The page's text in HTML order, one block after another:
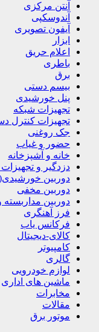
آنتن مرکزی
آندوسکپی
آیفون تصویری
ابزار
اعلام حریق
باطری
برق
بیسم دستی
پنل خورشیدی
تجهیزات شبکه
تجهیزات کنترل
جک روغنی
حضور و غیاب
خانه و آشپزخانه
دزدگیر و
دوربین
دوربین مخفی
دوربین مداربسته
فرز آهنگری
فرکانس یاب
کالای-دیجیتال
کامپیوتر
گالری
لوازم خودرویی
ماشین های اداری
مخابرات
مقالات
موتور برق